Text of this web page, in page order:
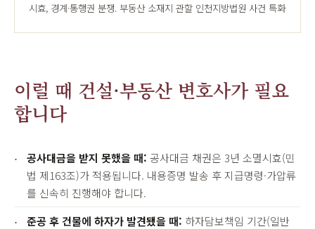
시효, 경계·통행권 분쟁. 부동산 소재지 관할 인천지방법원 사건 특화
이럴 때 건설·부동산 변호사가 필요
합니다
공사대금을 받지 못했을 때: 공사대금 채권은 3년 소멸시효(민
법 제163조)가 적용됩니다. 내용증명 발송 후 지급명령·가압류
를 신속히 진행해야 합니다.
준공 후 건물에 하자가 발견됐을 때: 하자담보책임 기간(일반